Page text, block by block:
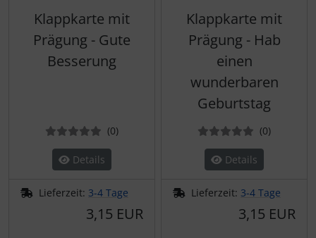
Klappkarte mit
Prägung - Gute
Besserung
(0Bewertungen
)
Details
Lieferzeit: 3-4 Tage
3,15 EUR
Klappkarte mit
Prägung - Hab
einen
wunderbaren
Geburtstag
(0)
Details
Lieferzeit: 3-4 Tage
3,15 EUR